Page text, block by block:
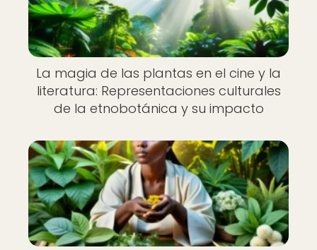
La magia de las plantas en el cine y la
literatura: Representaciones culturales
de la etnobotánica y su impacto